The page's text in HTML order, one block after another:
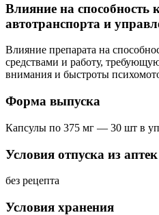
Влияние на способность
автотранспорта и
Влияние препарата на
средствами и работу,
внимания и быстроты
Форма выпуска
Капсулы по 375 мг — 30 шт в
Условия отпуска из аптек
без рецепта
Условия хранения